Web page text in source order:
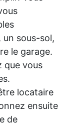
un sous-sol,
le garage.
que vous
locataire
ensuite
de